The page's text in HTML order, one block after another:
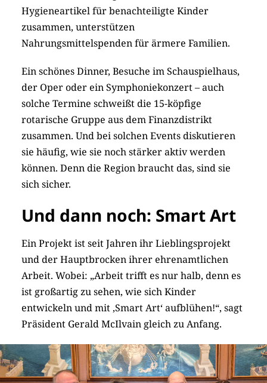
Hygieneartikel für benachteiligte Kinder
zusammen, unterstützen
Nahrungsmittelspenden für ärmere Familien.
Ein schönes Dinner, Besuche im Schauspielhaus,
der Oper oder ein Symphoniekonzert – auch
solche Termine schweißt die 15-köpfige
rotarische Gruppe aus dem Finanzdistrikt
zusammen. Und bei solchen Events diskutieren
sie häufig, wie sie noch stärker aktiv werden
können. Denn die Region braucht das, sind sie
sich sicher.
Und dann noch: Smart Art
Ein Projekt ist seit Jahren ihr Lieblingsprojekt
und der Hauptbrocken ihrer ehrenamtlichen
Arbeit. Wobei: „Arbeit trifft es nur halb, denn es
ist großartig zu sehen, wie sich Kinder
entwickeln und mit ‚Smart Art‘ aufblühen!“, sagt
Präsident Gerald McIlvain gleich zu Anfang.